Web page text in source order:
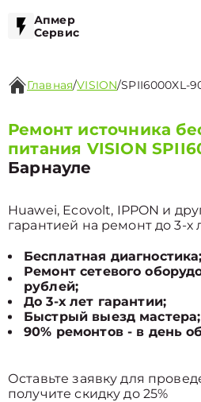
Апмер
Сервис
Главная/VISION/SPII6000XL-
Ремонт источника
питания VISION
Барнауле
Huawei, Ecovolt, IPPON и
гарантией на ремонт до 3-х
Бесплатная диагностика;
Ремонт сетевого
рублей;
До 3-х лет гарантии;
Быстрый выезд мастера;
90% ремонтов - в день
Оставьте заявку для
получите скидку до 25%